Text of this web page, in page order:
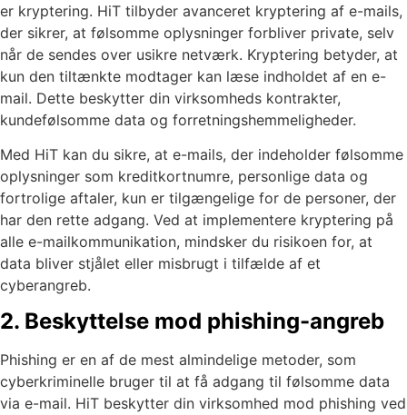
er kryptering. HiT tilbyder avanceret kryptering af e-mails,
der sikrer, at følsomme oplysninger forbliver private, selv
når de sendes over usikre netværk. Kryptering betyder, at
kun den tiltænkte modtager kan læse indholdet af en e-
mail. Dette beskytter din virksomheds kontrakter,
kundefølsomme data og forretningshemmeligheder.
Med HiT kan du sikre, at e-mails, der indeholder følsomme
oplysninger som kreditkortnumre, personlige data og
fortrolige aftaler, kun er tilgængelige for de personer, der
har den rette adgang. Ved at implementere kryptering på
alle e-mailkommunikation, mindsker du risikoen for, at
data bliver stjålet eller misbrugt i tilfælde af et
cyberangreb.
2. Beskyttelse mod phishing-angreb
Phishing er en af de mest almindelige metoder, som
cyberkriminelle bruger til at få adgang til følsomme data
via e-mail. HiT beskytter din virksomhed mod phishing ved